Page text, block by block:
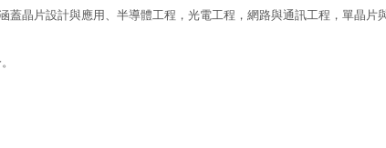
晶片設計與應用、半導體工程，光電工程，網路與通訊工程，單晶片